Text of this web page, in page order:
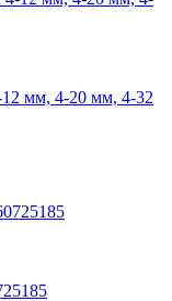
12 мм, 4-20 мм, 4-32